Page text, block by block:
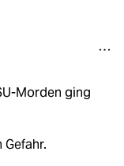
Morden ging